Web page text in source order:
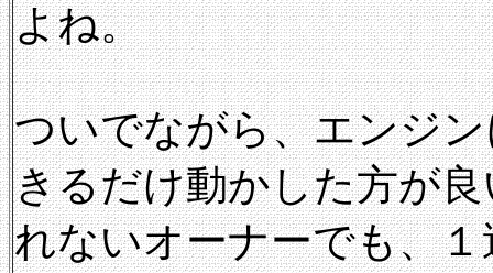
よね。
ついでながら、エンジ
きるだけ動かした方が
れないオーナーでも、